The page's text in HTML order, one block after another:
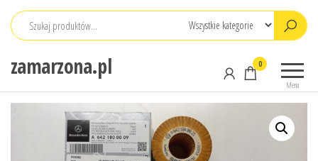
Przejdź
zamarzona.pl
Menu
0